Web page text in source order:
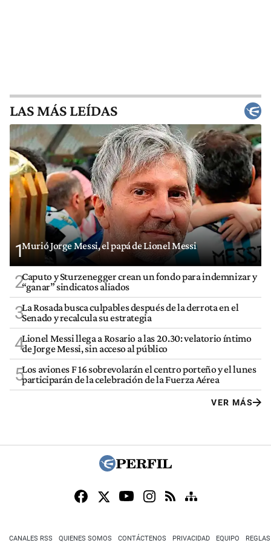
LAS MÁS LEÍDAS
1Murió Jorge Messi, el papá de Lionel Messi
2Caputo y Sturzenegger crean un fondo para indemnizar y
“ganar” sindicatos aliados
3La Rosada busca culpables después de la derrota en el
Senado y recalcula su estrategia
4Lionel Messi llega a Rosario a las 20.30: velatorio íntimo
de Jorge Messi, sin acceso al público
5Los aviones F 16 sobrevolarán el centro porteño y el lunes
participarán de la celebración de la Fuerza Aérea
VER MÁS
CANALES RSS QUIENES SOMOS CONTÁCTENOS PRIVACIDAD EQUIPO